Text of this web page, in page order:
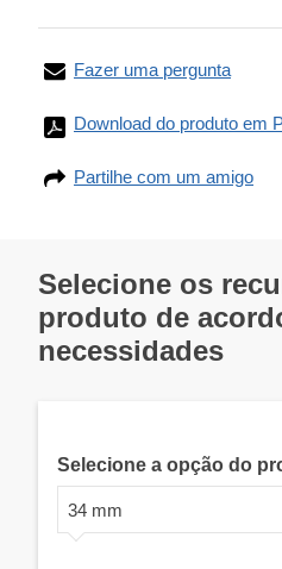
Fazer uma pergunta
Download do produto em
Partilhe com um amigo
Selecione os
produto de
necessidades
Selecione a opção do
34 mm